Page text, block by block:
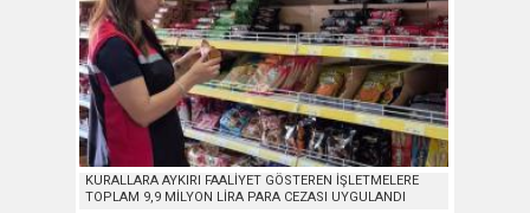
KURALLARA AYKIRI FAALİYET GÖSTEREN İŞLETMELERE
TOPLAM 9,9 MİLYON LİRA PARA CEZASI UYGULANDI